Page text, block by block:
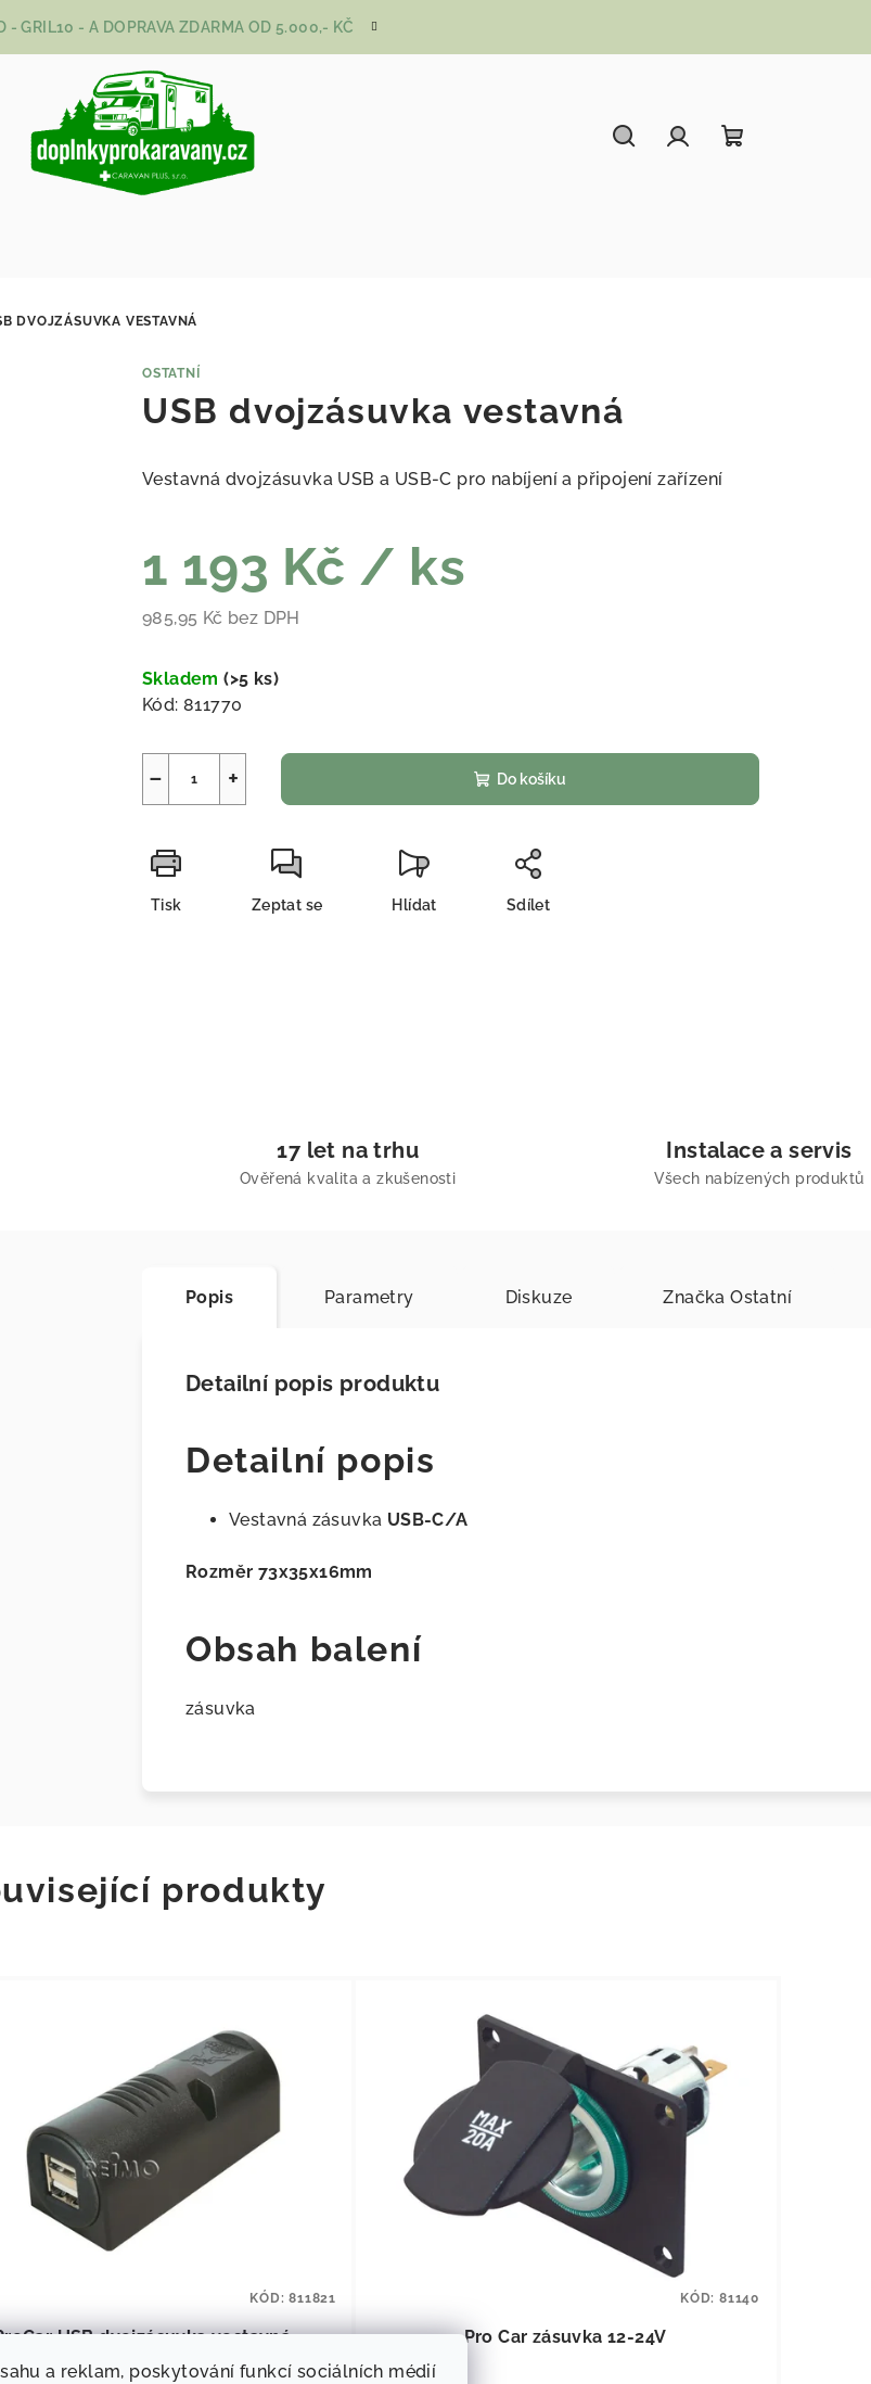
a reklam, poskytování funkcí sociálních médií
- GRIL10 - A DOPRAVA ZDARMA OD 5.000,- KČ
DVOJZÁSUVKA VESTAVNÁ
OSTATNÍ
USB dvojzásuvka vestavná
Vestavná dvojzásuvka USB a USB-C pro nabíjení a připojení zařízení
1 193 Kč / ks
985,95 Kč bez DPH
Skladem(>5 ks)
Kód: 811770
+
− Do košíku
Tisk Zeptat se Hlídat Sdílet
17 let na trhu
Ověřená kvalita a zkušenosti
Instalace a servis
Všech nabízených produktů
Popis Parametry Diskuze Značka Ostatní
Detailní popis produktu
Detailní popis
Vestavná zásuvka USB-C/A
Rozměr 73x35x16mm
Obsah balení
zásuvka
produkty
USB dvojzásuvka vestavná
KÓD:811821
Pro Car zásuvka 12-24V
KÓD: 81140